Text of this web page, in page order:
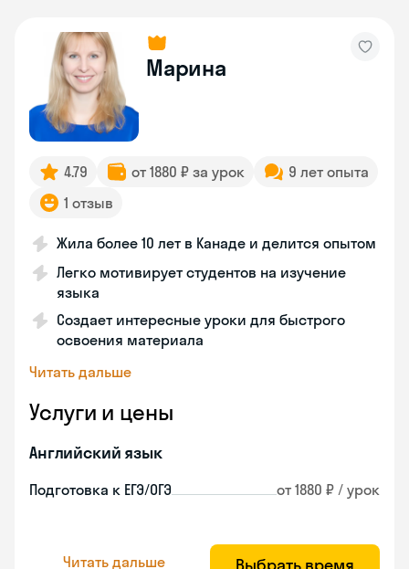
Марина
4.79 от 1880 ₽ за урок
9 лет опыта
1 отзыв
Жила более 10 лет в Канаде и делится опытом
Легко мотивирует студентов на изучение
языка
Создает интересные уроки для быстрого
освоения материала
Читать дальше
Услуги и цены
Английский язык
Подготовка к ЕГЭ/ОГЭ от 1880 ₽ / урок
Читать дальше